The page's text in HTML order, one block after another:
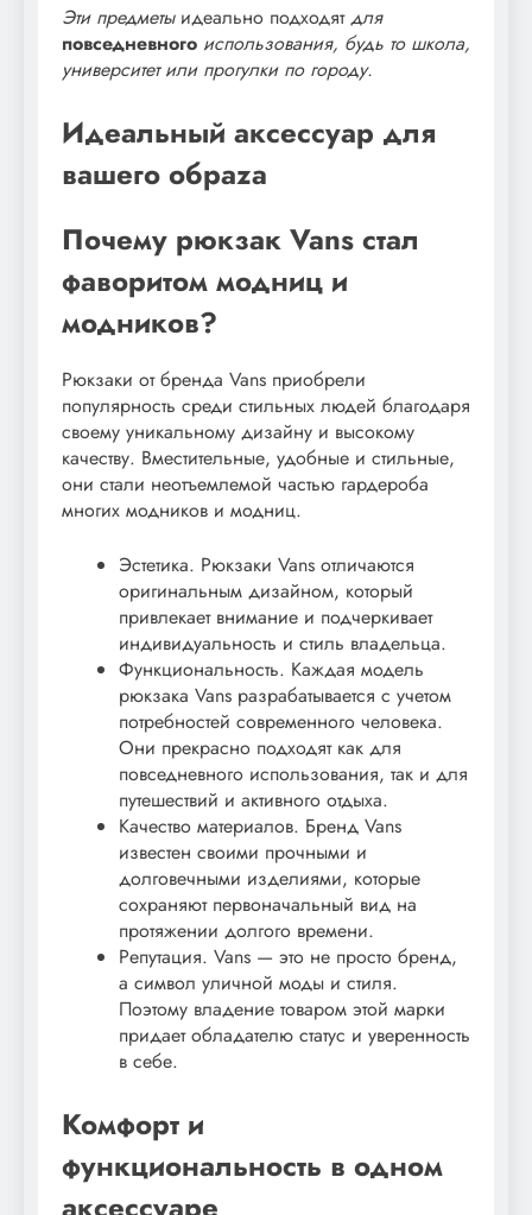
Эти предметыидеально подходятдля
повседневного использования, будь то школа,
университет или прогулки по городу.
Идеальный аксессуар для
вашего обраza
Почему рюкзак Vans стал
фаворитом модниц и
модников?
Рюкзаки от бренда Vans приобрели
популярность среди стильных людей благодаря
своему уникальному дизайну и высокому
качеству. Вместительные, удобные и стильные,
они стали неотъемлемой частью гардероба
многих модников и модниц.
Эстетика. Рюкзаки Vans отличаются
оригинальным дизайном, который
привлекает внимание и подчеркивает
индивидуальность и стиль владельца.
Функциональность. Каждая модель
рюкзака Vans разрабатывается с учетом
потребностей современного человека.
Они прекрасно подходят как для
повседневного использования, так и для
путешествий и активного отдыха.
Качество материалов. Бренд Vans
известен своими прочными и
долговечными изделиями, которые
сохраняют первоначальный вид на
протяжении долгого времени.
Репутация. Vans — это не просто бренд,
а символ уличной моды и стиля.
Поэтому владение товаром этой марки
придает обладателю статус и уверенность
в себе.
Комфорт и
функциональность в одном